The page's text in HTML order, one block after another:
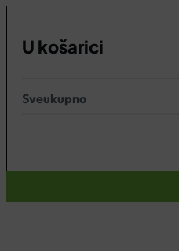
U košarici
Nema proizvoda u košarici.
Sveukupno